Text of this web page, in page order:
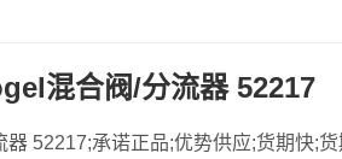
混合阀/分流器 52217
52217;承诺正品;优势供应;货期快;货